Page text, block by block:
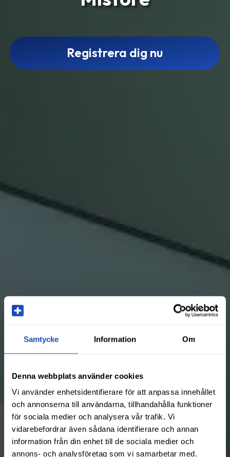
Samtycke Information Om
Denna webbplats använder cookies
Vi använder enhetsidentifierare för att anpassa innehållet
och annonserna till användarna, tillhandahålla funktioner
för sociala medier och analysera vår trafik. Vi
vidarebefordrar även sådana identifierare och annan
information från din enhet till de sociala medier och
annons- och analysföretag som vi samarbetar med.
Registrera dig nu